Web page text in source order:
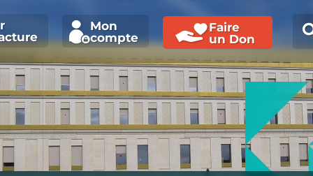
Mon
compte
Faire
un Don